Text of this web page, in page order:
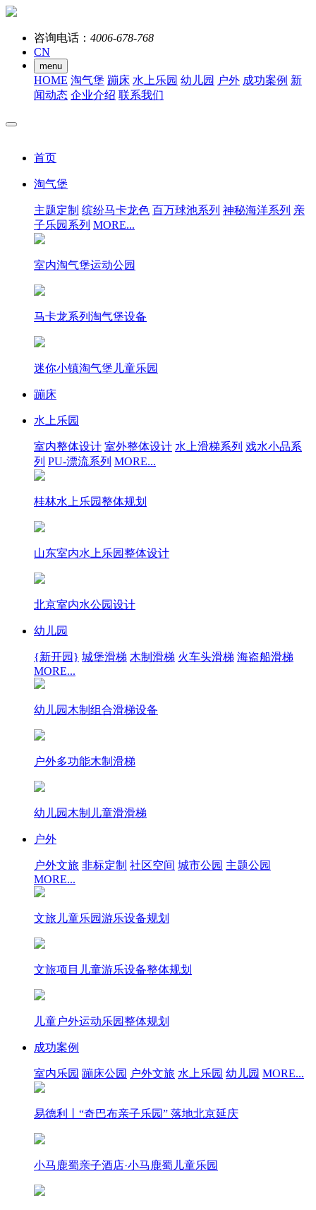
咨询电话： 4006-678-768
CN
menu
HOME 淘气堡 蹦床 水上乐园 幼儿园 户外 成功案例 新
闻动态 企业介绍 联系我们
首页
淘气堡
主题定制 缤纷马卡龙色 百万球池系列 神秘海洋系列 亲
子乐园系列 MORE...
室内淘气堡运动公园
马卡龙系列淘气堡设备
迷你小镇淘气堡儿童乐园
蹦床
水上乐园
室内整体设计 室外整体设计 水上滑梯系列 戏水小品系
列 PU-漂流系列 MORE...
桂林水上乐园整体规划
山东室内水上乐园整体设计
北京室内水公园设计
幼儿园
{新开园} 城堡滑梯 木制滑梯 火车头滑梯 海盗船滑梯
MORE...
幼儿园木制组合滑梯设备
户外多功能木制滑梯
幼儿园木制儿童滑滑梯
户外
户外文旅 非标定制 社区空间 城市公园 主题公园
MORE...
文旅儿童乐园游乐设备规划
文旅项目儿童游乐设备整体规划
儿童户外运动乐园整体规划
成功案例
室内乐园 蹦床公园 户外文旅 水上乐园 幼儿园 MORE...
易德利丨“奇巴布亲子乐园” 落地北京延庆
小马鹿蜀亲子酒店·小马鹿蜀儿童乐园